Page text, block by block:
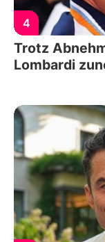
4
Trotz
Lombardi